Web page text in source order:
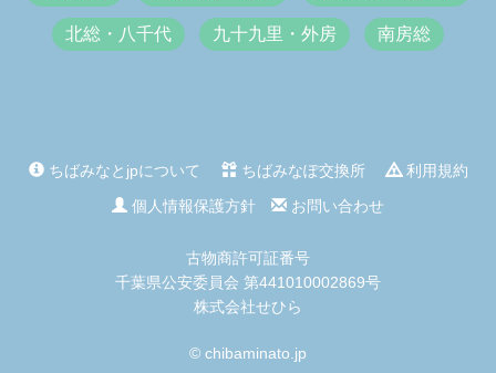
北総・八千代 九十九里・外房 南房総
ちばみなとjpについて ちばみなぽ交換所
利用規約
個人情報保護方針
お問い合わせ
古物商許可証番号
千葉県公安委員会 第441010002869号
株式会社せひら
© chibaminato.jp